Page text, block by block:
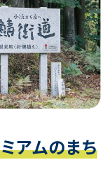
アムのまち